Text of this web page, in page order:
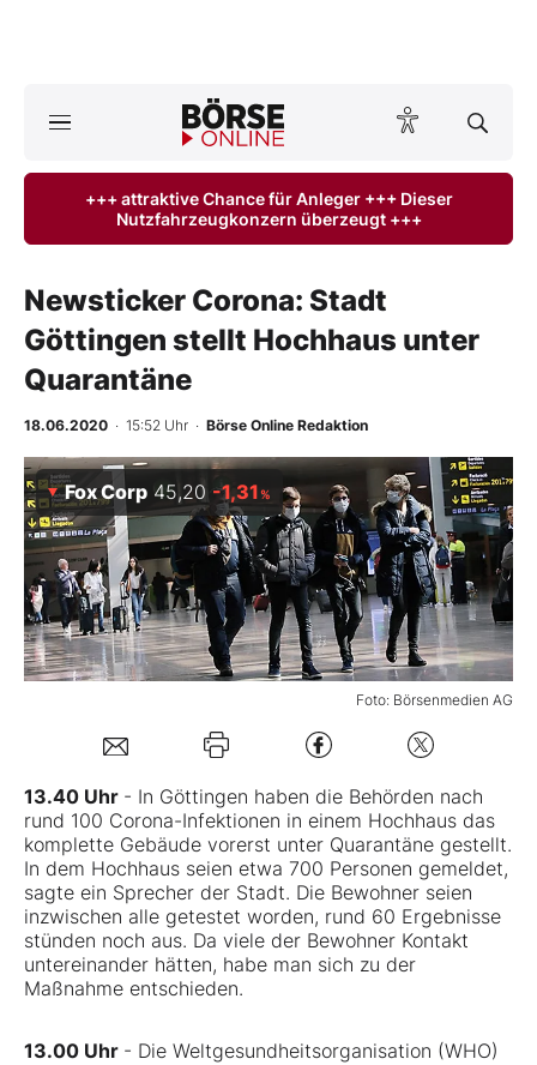
ktuelle Ausgabe BÖRSE ONLINE lesen
Anlageprodukte
Finanz-Check
BO-Musterdepots
Experten
Mein B:O
Mein Konto
Folgen Sie uns
Kontakt
+++ attraktive Chance für Anleger +++ Dieser
Nutzfahrzeugkonzern überzeugt +++
Newsticker Corona: Stadt
Göttingen stellt Hochhaus unter
Quarantäne
18.06.2020 · 15:52 Uhr · Börse Online Redaktion
Foto: Börsenmedien AG
Fox Corp 45,20 -1,31%
13.40 Uhr - In Göttingen haben die Behörden nach
rund 100 Corona-Infektionen in einem Hochhaus das
komplette Gebäude vorerst unter Quarantäne gestellt.
In dem Hochhaus seien etwa 700 Personen gemeldet,
sagte ein Sprecher der Stadt. Die Bewohner seien
inzwischen alle getestet worden, rund 60 Ergebnisse
stünden noch aus. Da viele der Bewohner Kontakt
untereinander hätten, habe man sich zu der
Maßnahme entschieden.
13.00 Uhr - Die Weltgesundheitsorganisation (WHO)